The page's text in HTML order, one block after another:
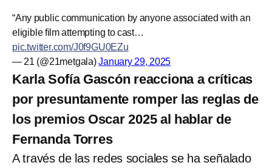
“Any public communication by anyone associated with an
eligible film attempting to cast…
pic.twitter.com/J0f9GU0EZu
— 21 (@21metgala)January 29, 2025
Karla Sofía Gascón reacciona a críticas
por presuntamente romper las reglas de
los premios Oscar 2025 al hablar de
Fernanda Torres
A través de las redes sociales se ha señalado